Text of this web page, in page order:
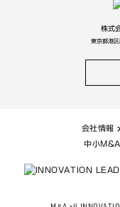
株式
東京都港
会社情報
中小